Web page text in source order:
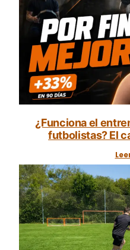
¿Funciona el
futbolistas? El